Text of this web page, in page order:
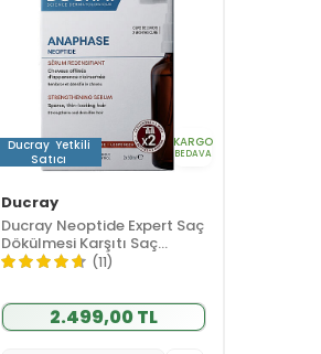
Ducray Yetkili
Satıcı
KARGO
BEDAVA
Ducray
Ducray Neoptide Expert Saç
Dökülmesi Karşıtı Saç
Serumu 2 x 50 ml
(11)
2.499,00 TL